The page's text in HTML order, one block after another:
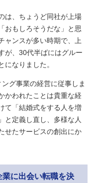
は、ちょうど同社が上場
おもしろそうだな」と思
ャンスが多い時期で、上
が、30代半ばにはグルー
なりました。
グ事業の経営に従事しま
かわれたことは貴重な経
て「結婚式をする人を増
と定義し直し、多様な人
せたサービスの創出にか
に出会い転職を決